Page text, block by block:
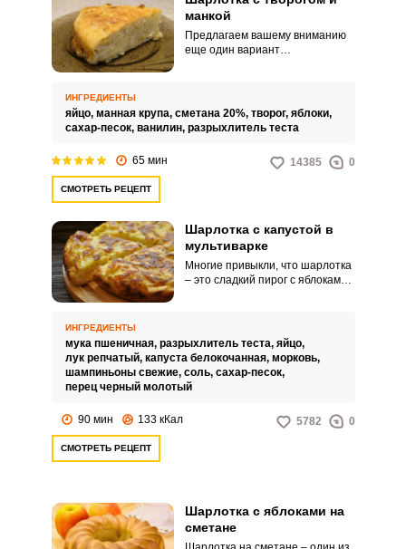
манкой
Предлагаем вашему вниманию
еще один вариант
вкусной и ароматной, а творог
придает ей нежную текстуру и
сливочный вкус.
ИНГРЕДИЕНТЫ
яйцо, манная крупа, сметана 20%, творог, яблоки,
сахар-песок, ванилин, разрыхлитель теста
65 мин 14385 0
СМОТРЕТЬ РЕЦЕПТ
Шарлотка с капустой в
мультиварке
Многие привыкли, что шарлотка
– это сладкий пирог с яблоками.
ИНГРЕДИЕНТЫ
мука пшеничная, разрыхлитель теста, яйцо,
лук репчатый, капуста белокочанная, морковь,
шампиньоны свежие, соль, сахар-песок,
перец черный молотый
90 мин 133 кКал 5782 0
СМОТРЕТЬ РЕЦЕПТ
Шарлотка с яблоками на
сметане
ВХОД
ЕЩЕ НЕ ЗАРЕГИСТРИРОВАННЫ?
Забыли пароль?